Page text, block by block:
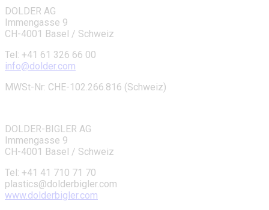
DOLDER AG
Immengasse 9
CH-4001 Basel / Schweiz
Tel: +41 61 326 66 00
info@dolder.com
MWSt-Nr: CHE-102.266.816 (Schweiz)
DOLDER-BIGLER AG
Immengasse 9
CH-4001 Basel / Schweiz
Tel: +41 41 710 71 70
plastics@dolderbigler.com
www.dolderbigler.com